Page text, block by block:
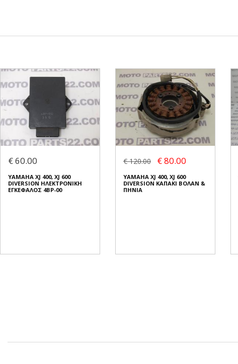
€ 60.00
YAMAHA XJ 400, XJ 600
DIVERSION ΗΛΕΚΤΡΟΝΙΚΗ
ΕΓΚΕΦΑΛΟΣ 4BP-00
€ 120.00 € 80.00
YAMAHA XJ 400, XJ 600
DIVERSION ΚΑΠΑΚΙ ΒΟΛΑΝ &
ΠΗΝΙΑ